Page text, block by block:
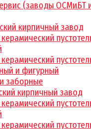
(заводы ОСМиБТ
кирпичный завод
и фигурный
заборные
кирпичный завод